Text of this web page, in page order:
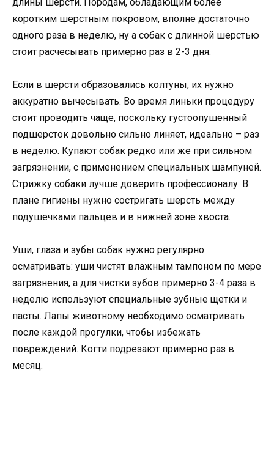
коротким шерстным покровом, вполне достаточно
одного раза в неделю, ну а собак с длинной шерстью
стоит расчесывать примерно раз в 2-3 дня.
Если в шерсти образовались колтуны, их нужно
аккуратно вычесывать. Во время линьки процедуру
стоит проводить чаще, поскольку густоопушенный
подшерсток довольно сильно линяет, идеально – раз
в неделю. Купают собак редко или же при сильном
загрязнении, с применением специальных шампуней.
Стрижку собаки лучше доверить профессионалу. В
плане гигиены нужно состригать шерсть между
подушечками пальцев и в нижней зоне хвоста.
Уши, глаза и зубы собак нужно регулярно
осматривать: уши чистят влажным тампоном по мере
загрязнения, а для чистки зубов примерно 3-4 раза в
неделю используют специальные зубные щетки и
пасты. Лапы животному необходимо осматривать
после каждой прогулки, чтобы избежать
повреждений. Когти подрезают примерно раз в
месяц.